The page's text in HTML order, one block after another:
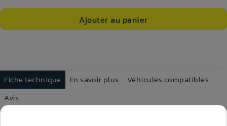
Ajouter au panier
Fiche technique En savoir plus
Véhicules compatibles
Avis